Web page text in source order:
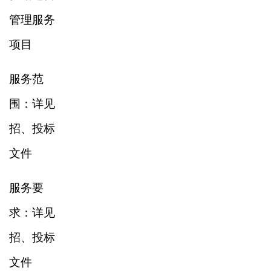
管理服务
项目
服务范
围：详见
招、投标
文件
服务要
求：详见
招、投标
文件